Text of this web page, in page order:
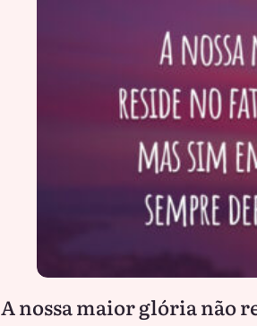
A nossa maior glória não